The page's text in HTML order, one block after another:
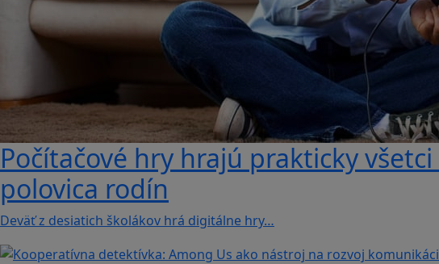
Počítačové hry hrajú prakticky
polovica rodín
Deväť z desiatich školákov hrá digitálne hry…